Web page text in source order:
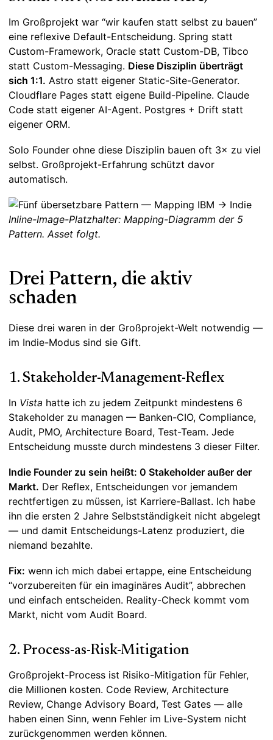
Im Großprojekt war “wir kaufen statt selbst zu bauen”
eine reflexive Default-Entscheidung. Spring statt
Custom-Framework, Oracle statt Custom-DB, Tibco
statt Custom-Messaging. Diese Disziplin überträgt
sich 1:1. Astro statt eigener Static-Site-Generator.
Cloudflare Pages statt eigene Build-Pipeline. Claude
Code statt eigener AI-Agent. Postgres + Drift statt
eigener ORM.
Solo Founder ohne diese Disziplin bauen oft 3× zu viel
selbst. Großprojekt-Erfahrung schützt davor
automatisch.
Inline-Image-Platzhalter: Mapping-Diagramm der 5
Pattern. Asset folgt.
Drei Pattern, die aktiv
schaden
Diese drei waren in der Großprojekt-Welt notwendig —
im Indie-Modus sind sie Gift.
1. Stakeholder-Management-Reflex
In Vista hatte ich zu jedem Zeitpunkt mindestens 6
Stakeholder zu managen — Banken-CIO, Compliance,
Audit, PMO, Architecture Board, Test-Team. Jede
Entscheidung musste durch mindestens 3 dieser Filter.
Indie Founder zu sein heißt: 0 Stakeholder außer der
Markt. Der Reflex, Entscheidungen vor jemandem
rechtfertigen zu müssen, ist Karriere-Ballast. Ich habe
ihn die ersten 2 Jahre Selbstständigkeit nicht abgelegt
— und damit Entscheidungs-Latenz produziert, die
niemand bezahlte.
Fix: wenn ich mich dabei ertappe, eine Entscheidung
“vorzubereiten für ein imaginäres Audit”, abbrechen
und einfach entscheiden. Reality-Check kommt vom
Markt, nicht vom Audit Board.
2. Process-as-Risk-Mitigation
Großprojekt-Process ist Risiko-Mitigation für Fehler,
die Millionen kosten. Code Review, Architecture
Review, Change Advisory Board, Test Gates — alle
haben einen Sinn, wenn Fehler im Live-System nicht
zurückgenommen werden können.